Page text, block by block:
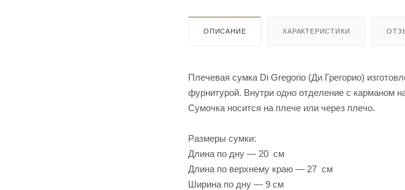
ОПИСАНИЕ ХАРАКТЕРИСТИКИ
Плечевая сумка Di Gregorio (Ди Грегорио)
фурнитурой. Внутри одно отделение с карманом
Сумочка носится на плече или через плечо.
Размеры сумки:
Длина по дну — 20 см
Длина по верхнему краю — 27 см
Ширина по дну — 9 см